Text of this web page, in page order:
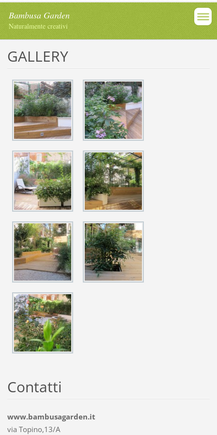
Bambusa Garden
Naturalmente creativi
GALLERY
Contatti
www.bambusagarden.it
via Topino,13/A